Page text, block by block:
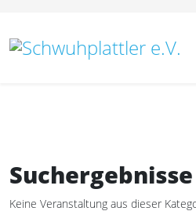
Suchergebnisse
Keine Veranstaltung aus dieser